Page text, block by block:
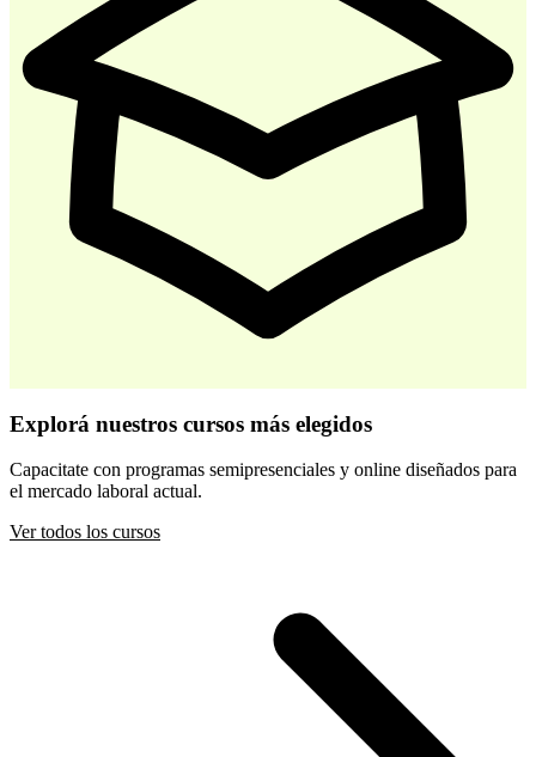
Desarrollo Infantil Temprano
$ 44.800$ 64.000
Comprar
Explorá nuestros cursos más elegidos
Capacitate con programas semipresenciales y online diseñados para
el mercado laboral actual.
Ver todos los cursos